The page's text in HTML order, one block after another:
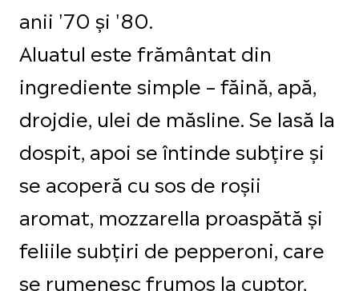
anii '70 și '80.
Aluatul este frământat din
ingrediente simple – făină, apă,
drojdie, ulei de măsline. Se lasă la
dospit, apoi se întinde subțire și
se acoperă cu sos de roșii
aromat, mozzarella proaspătă și
feliile subțiri de pepperoni, care
se rumenesc frumos la cuptor,